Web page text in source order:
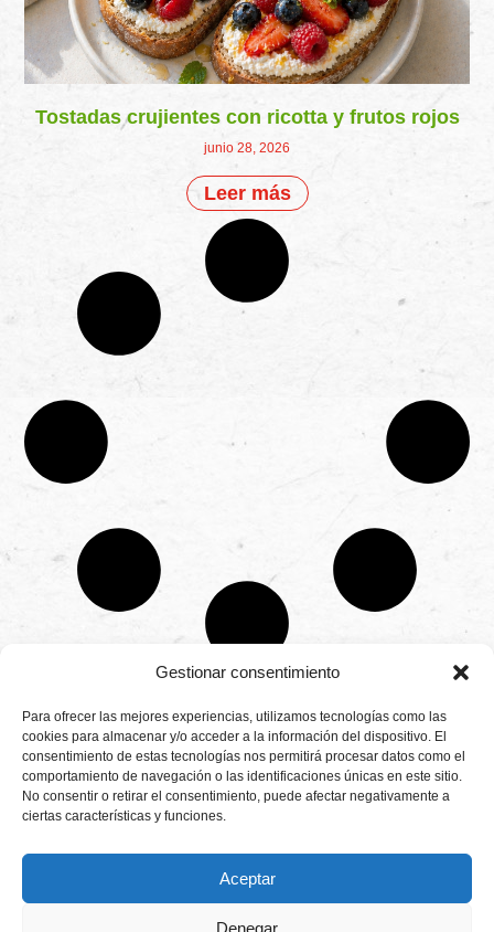
Gestionar consentimiento
Para ofrecer las mejores experiencias, utilizamos tecnologías como las
cookies para almacenar y/o acceder a la información del dispositivo. El
consentimiento de estas tecnologías nos permitirá procesar datos como el
comportamiento de navegación o las identificaciones únicas en este sitio.
No consentir o retirar el consentimiento, puede afectar negativamente a
ciertas características y funciones.
Aceptar
Denegar
Tostadas crujientes con ricotta y frutos rojos
junio 28, 2026
Leer más
Productores
de
fresas,
frambuesas,
arándanos
Calidad
CONTÁCTANOS
Camino de
Montemayor s/n
21800 Moguer.
Huelva ESPAÑA.
info@cunadeplatero.com
25
MATERIALES
CORPORATIVOS
Aviso legal
Política de
privacidad
Canal de denuncias